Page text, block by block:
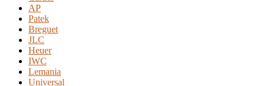
AP
Patek
Breguet
JLC
Heuer
IWC
Lemania
Universal